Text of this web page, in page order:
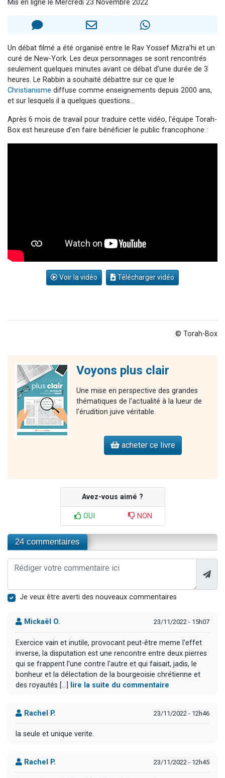
2 nouvelles musiques dans Torah-Box Music
Nouvelle émission radio : Visions de grandeur n°104 : Le Chabbath et le Birkat Hamazone à travers le temps
4 personnes viennent de nous rejoindre sur WhatsApp
Mis en ligne le Mercredi 23 Novembre 2022
Un débat filmé a été organisé entre le Rav Yossef Mizra'hi et un
curé de New-York. Les deux personnages se sont rencontrés
seulement quelques minutes avant ce débat d'une durée de 3
heures. Le Rabbin a souhaité débattre sur ce que le
Christianisme diffuse comme enseignements depuis 2000 ans,
et sur lesquels il a quelques questions...
Après 6 mois de travail pour traduire cette vidéo, l'équipe Torah-
Box est heureuse d'en faire bénéficier le public francophone :
Voir la vidéo Télécharger vidéo
© Torah-Box
Voyons plus clair
Une mise en perspective des grandes
thématiques de l'actualité à la lueur de
l'érudition juive véritable.
acheter ce livre
Avez-vous aimé ?
OUI NON
24 commentaires
Je veux être averti des nouveaux commentaires
Mickaël O. 23/11/2022 - 15h07
Exercice vain et inutile, provocant peut-être meme l'effet
inverse, la disputation est une rencontre entre deux pierres
qui se frappent l'une contre l'autre et qui faisait, jadis, le
bonheur et la délectation de la bourgeoisie chrétienne et
des royautés [...]
lire la suite du commentaire
Rachel P. 23/11/2022 - 12h46
la seule et unique verite.
Rachel P. 23/11/2022 - 12h45